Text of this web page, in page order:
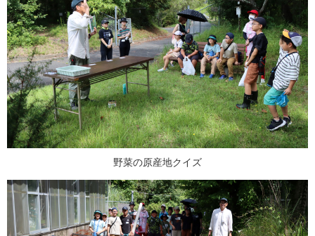
野菜の原産地クイズ